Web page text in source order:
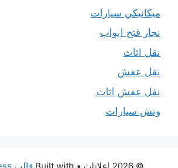
ميكانيكي سيارات
نجار فتح ابواب
نقل اثاث
نقل عفش
نقل عفش اثاث
ونش سيارات